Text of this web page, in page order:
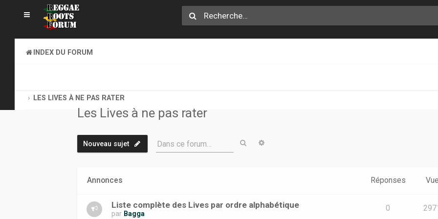
INDEX DU FORUM
LES LIVES À NE PAS RATER
Les Lives à ne pas rater
Nouveau sujet Dans ce forum… Rechercher
Annonces Réponses
Liste complète des Lives par ordre alphabétique
par Bagga
0